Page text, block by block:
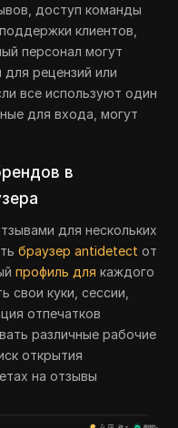
доступ команды
клиентов,
персонал могут
рецензий или
все используют один
для входа, могут
в
для нескольких
браузер antidetect от
профиль для каждого
свои куки, сессии,
отпечатков
различные рабочие
открытия
на отзывы